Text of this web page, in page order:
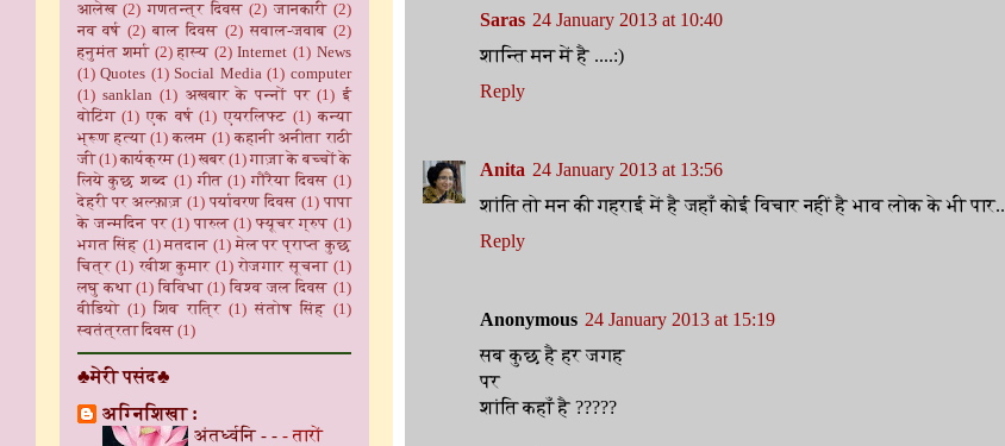
Saras 24 January 2013 at 10:40
शान्ति मन में है ....:)
Reply
Anita 24 January 2013 at 13:56
शांति तो मन की गहराई में है जहाँ कोई विचार नहीं है भाव लोक के भी पार..
Reply
Anonymous 24 January 2013 at 15:19
सब कुछ है हर जगह
पर
शांति कहाँ है ?????
आलेख (2) गणतन्त्र दिवस (2) जानकारी (2)
नव वर्ष (2) बाल दिवस (2) सवाल-जवाब (2)
हनुमंत शर्मा (2) हास्य (2) Internet (1) News
(1) Quotes (1) Social Media (1) computer
(1) sanklan (1) अखबार के पन्नों पर (1) ई
वोटिंग (1) एक वर्ष (1) एयरलिफ्ट (1) कन्या
भ्रूण हत्या (1) कलम (1) कहानी अनीता राठी
जी (1) कार्यक्रम (1) खबर (1) गाज़ा के बच्चों के
लिये कुछ शब्द (1) गीत (1) गौरैया दिवस (1)
देहरी पर अल्फ़ाज़ (1) पर्यावरण दिवस (1) पापा
के जन्मदिन पर (1) पारुल (1) फ्यूचर ग्रुप (1)
भगत सिंह (1) मतदान (1) मेल पर प्राप्त कुछ
चित्र (1) रवीश कुमार (1) रोजगार सूचना (1)
लघु कथा (1) विविधा (1) विश्व जल दिवस (1)
वीडियो (1) शिव रात्रि (1) संतोष सिंह (1)
स्वतंत्रता दिवस (1)
♣मेरी पसंद♣
अग्निशिखा :
अंतर्ध्वनि - - -तारों